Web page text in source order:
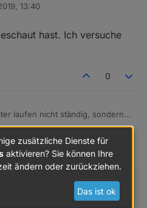
,
,
dass etliche Adapter (ping, web,
javascript, ...) immer wieder null
man verwendet
connected
13:40
hast. Ich versuche
0
laufen nicht ständig, sondern
sieht man das schön:
noch einbauen, dass er sich das
Adapters holt und überprüft
(daemond glaube ich) oder
Mintuen zum abholen von Daten
Objekt des Adapters holt
läuft
zusätzliche Dienste für
aktivieren? Sie können Ihre
ändern oder zurückziehen.
Das ist ok